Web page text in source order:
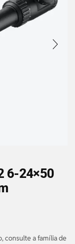
6-24×50
consulte a família de